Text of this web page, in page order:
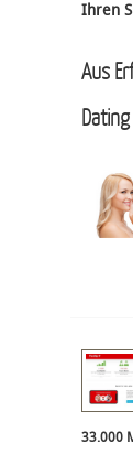
Ihren
Aus
33.000